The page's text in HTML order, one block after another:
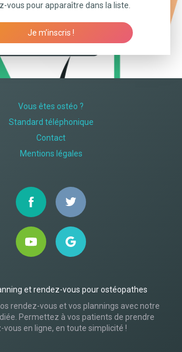
vous pour apparaître dans la liste.
Je m’inscris !
Vous êtes ostéo ?
Standard téléphonique
Contact
Mentions légales
et rendez-vous pour ostéopathes
rendez-vous et vos plannings avec notre
Permettez à vos patients de prendre
vous en ligne, en toute simplicité !